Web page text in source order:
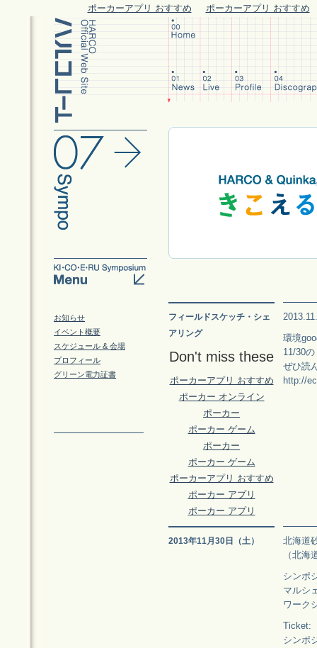
ポーカーアプリ おすすめ ポーカーアプリ おすすめ
お知らせ
イベント概要
スケジュール & 会場
プロフィール
グリーン電力証書
フィールドスケッチ・シェ
アリング
Don't miss these
ポーカーアプリ おすすめ
ポーカー オンライン
ポーカー
ポーカー ゲーム
ポーカー
ポーカー ゲーム
ポーカーアプリ おすすめ
ポーカー アプリ
ポーカー アプリ
環境
11/30
ぜひ読
http://
2013年11月30日（土）
北海
（北
シンポ
マルシ
ワーク
Ticket:
シンポ